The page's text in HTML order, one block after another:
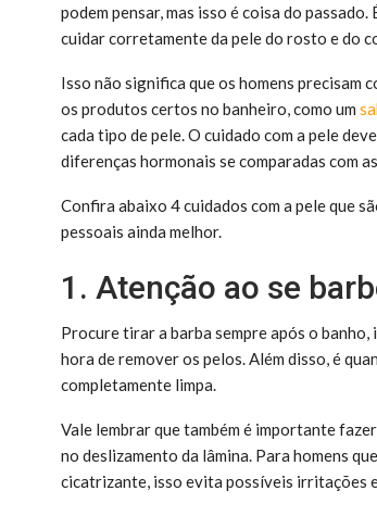
podem pensar, mas isso é coisa do
cuidar corretamente da pele do rosto e do
Isso não significa que os homens precisam
os produtos certos no banheiro, como um
cada tipo de pele. O cuidado com a pele
diferenças hormonais se comparadas com
Confira abaixo 4 cuidados com a pele que
pessoais ainda melhor.
1. Atenção ao se
Procure tirar a barba sempre após o
hora de remover os pelos. Além disso, é
completamente limpa.
Vale lembrar que também é importante
no deslizamento da lâmina. Para homens
cicatrizante, isso evita possíveis irritações